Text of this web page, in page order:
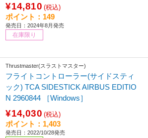
¥14,810 (税込)
ポイント：149
発売日：2024年8月発売
在庫限り
Thrustmaster(スラストマスター)
フライトコントローラー(サイドスティ
ック) TCA SIDESTICK AIRBUS EDITIO
N 2960844 ［Windows］
¥14,030 (税込)
ポイント：1,403
発売日：2022/10/28発売